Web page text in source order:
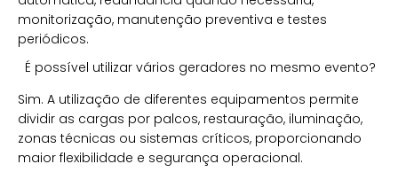
monitorização, manutenção preventiva e testes
periódicos.
É possível utilizar vários geradores no mesmo evento?
Sim. A utilização de diferentes equipamentos permite
dividir as cargas por palcos, restauração, iluminação,
zonas técnicas ou sistemas críticos, proporcionando
maior flexibilidade e segurança operacional.